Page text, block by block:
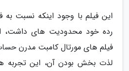
این فیلم با وجود اینکه نسبت
رده خود محدودیت های داشت،
فیلم های مورتال کامبت مدرن
لذت بخش بودن آن، این تجربه